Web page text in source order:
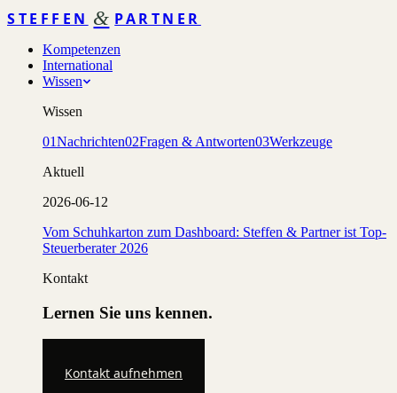
STEFFEN & PARTNER
Kompetenzen
International
Wissen
Wissen
01Nachrichten02Fragen & Antworten03Werkzeuge
Aktuell
2026-06-12
Vom Schuhkarton zum Dashboard: Steffen & Partner ist Top-
Steuerberater 2026
Kontakt
Lernen Sie uns kennen.
Kontakt aufnehmen